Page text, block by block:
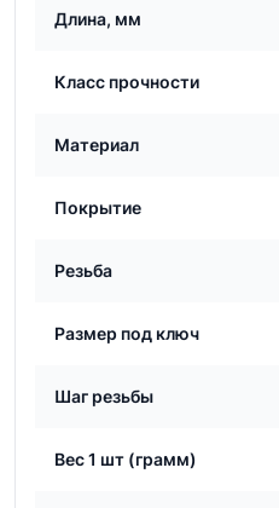
Длина, мм
Класс прочности
Материал
Покрытие
Резьба
Размер под ключ
Шаг резьбы
Вес 1 шт (грамм)